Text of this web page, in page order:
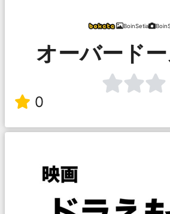
BoinSetia
オーバード
0